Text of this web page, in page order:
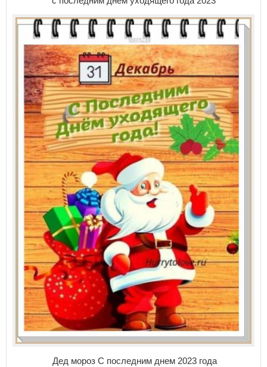
Дед мороз С последним днем 2023 года